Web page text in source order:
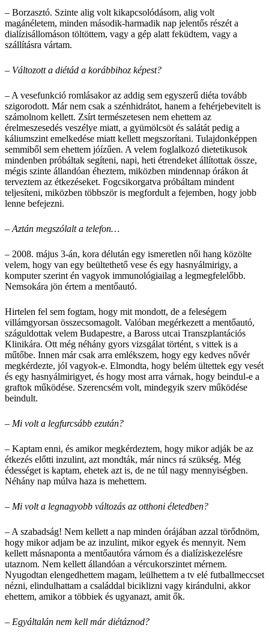
– Borzasztó. Szinte alig volt kikapcsolódásom, alig volt
magánéletem, minden második-harmadik nap jelentős részét a
dialízisállomáson töltöttem, vagy a gép alatt feküdtem, vagy a
szállításra vártam.
– Változott a diétád a korábbihoz képest?
– A vesefunkció romlásakor az addig sem egyszerű diéta tovább
szigorodott. Már nem csak a szénhidrátot, hanem a fehérjebevitelt is
számolnom kellett. Zsírt természetesen nem ehettem az
érelmeszesedés veszélye miatt, a gyümölcsöt és salátát pedig a
káliumszint emelkedése miatt kellett megszorítani. Tulajdonképpen
semmiből sem ehettem jóízűen. A velem foglalkozó dietetikusok
mindenben próbáltak segíteni, napi, heti étrendeket állítottak össze,
mégis szinte állandóan éheztem, miközben mindennap órákon át
terveztem az étkezéseket. Fogcsikorgatva próbáltam mindent
teljesíteni, miközben többször is megfordult a fejemben, hogy jobb
lenne befejezni.
– Aztán megszólalt a telefon…
– 2008. május 3-án, kora délután egy ismeretlen női hang közölte
velem, hogy van egy beültethető vese és egy hasnyálmirigy, a
komputer szerint én vagyok immunoló­giailag a legmegfelelőbb.
Nemsokára jön értem a mentőautó.
Hirtelen fel sem fogtam, hogy mit mondott, de a feleségem
villámgyorsan összecsomagolt. Valóban megérkezett a mentőautó,
száguldottak velem Budapestre, a Baross utcai Transzplantációs
Klinikára. Ott még néhány gyors vizsgálat történt, s vittek is a
műtőbe. Innen már csak arra emlékszem, hogy egy kedves nővér
megkérdezte, jól vagyok-e. Elmondta, hogy belém ültettek egy vesét
és egy hasnyálmirigyet, és hogy most arra várnak, hogy beindul-e a
graftok működése. Szerencsém volt, mindegyik szerv működése
beindult.
– Mi volt a legfurcsább ezután?
– Kaptam enni, és amikor megkérdeztem, hogy mikor adják be az
étkezés előtti inzulint, azt mondták, már nincs rá szükség. Még
édességet is kaptam, ehetek azt is, de ne túl nagy mennyiségben.
Néhány nap múlva haza is mehettem.
– Mi volt a legnagyobb változás az otthoni életedben?
– A szabadság! Nem kellett a nap minden órájában azzal törődnöm,
hogy mikor adjam be az inzulint, mikor egyek és mennyit. Nem
kellett másnaponta a mentőautóra várnom és a dialíziskezelésre
utaznom. Nem kellett állandóan a vércukorszintet mérnem.
Nyugodtan elengedhettem magam, leülhettem a tv elé futballmeccset
nézni, elindulhattam a családdal biciklizni vagy kirándulni, akkor
ehettem, amikor a többiek és ugyanazt, amit ők.
– Egyáltalán nem kell már diétáznod?